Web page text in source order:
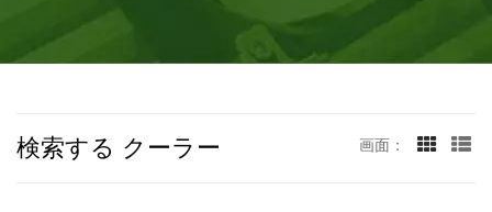
検索する クーラー 画面：